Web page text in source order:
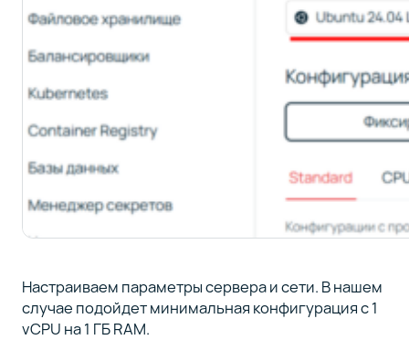
Настраиваем параметры сервера и сети. В нашем
случае подойдет минимальная конфигурация с 1
vCPU на 1 ГБ RAM.